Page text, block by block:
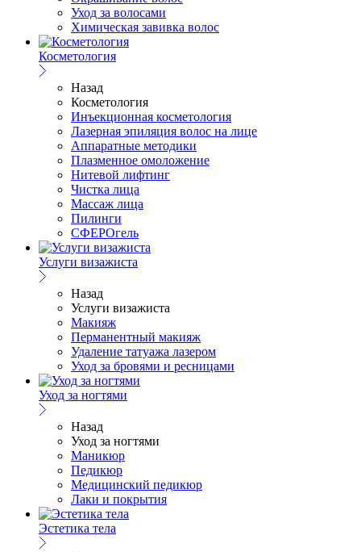
Уход за волосами
Химическая завивка волос
Косметология
Назад
Косметология
Инъекционная косметология
Лазерная эпиляция волос на лице
Аппаратные методики
Плазменное омоложение
Нитевой лифтинг
Чистка лица
Массаж лица
Пилинги
СФЕРОгель
Услуги визажиста
Назад
Услуги визажиста
Макияж
Перманентный макияж
Удаление татуажа лазером
Уход за бровями и ресницами
Уход за ногтями
Назад
Уход за ногтями
Маникюр
Педикюр
Медицинский педикюр
Лаки и покрытия
Эстетика тела